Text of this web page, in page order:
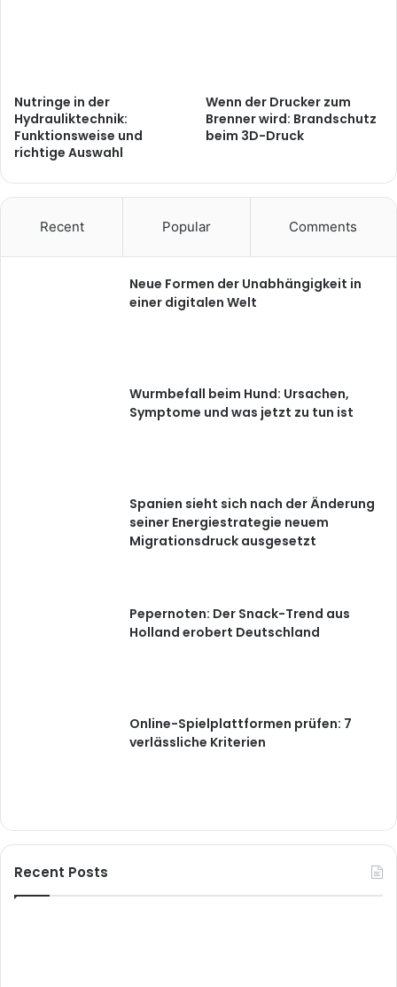
Nutringe in der
Hydrauliktechnik:
Funktionsweise und
richtige Auswahl
Wenn der Drucker zum
Brenner wird: Brandschutz
beim 3D-Druck
Recent Popular Comments
Neue Formen der Unabhängigkeit in
einer digitalen Welt
Wurmbefall beim Hund: Ursachen,
Symptome und was jetzt zu tun ist
Spanien sieht sich nach der Änderung
seiner Energiestrategie neuem
Migrationsdruck ausgesetzt
Pepernoten: Der Snack-Trend aus
Holland erobert Deutschland
Online-Spielplattformen prüfen: 7
verlässliche Kriterien
Recent Posts